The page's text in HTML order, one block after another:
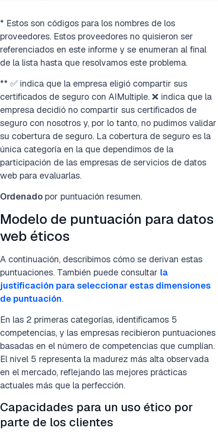
* Estos son códigos para los nombres de los
proveedores. Estos proveedores no quisieron ser
referenciados en este informe y se enumeran al final
de la lista hasta que resolvamos este problema.
** ✅ indica que la empresa eligió compartir sus
certificados de seguro con AIMultiple. ❌ indica que la
empresa decidió no compartir sus certificados de
seguro con nosotros y, por lo tanto, no pudimos validar
su cobertura de seguro. La cobertura de seguro es la
única categoría en la que dependimos de la
participación de las empresas de servicios de datos
web para evaluarlas.
Ordenado por puntuación resumen.
Modelo de puntuación para datos
web éticos
A continuación, describimos cómo se derivan estas
puntuaciones. También puede consultar la
justificación para seleccionar estas dimensiones
de puntuación.
En las 2 primeras categorías, identificamos 5
competencias, y las empresas recibieron puntuaciones
basadas en el número de competencias que cumplían.
El nivel 5 representa la madurez más alta observada
en el mercado, reflejando las mejores prácticas
actuales más que la perfección.
Capacidades para un uso ético por
parte de los clientes